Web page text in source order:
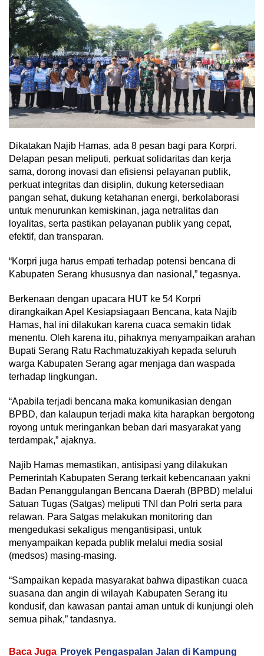
Dikatakan Najib Hamas, ada 8 pesan bagi para Korpri.
Delapan pesan meliputi, perkuat solidaritas dan kerja
sama, dorong inovasi dan efisiensi pelayanan publik,
perkuat integritas dan disiplin, dukung ketersediaan
pangan sehat, dukung ketahanan energi, berkolaborasi
untuk menurunkan kemiskinan, jaga netralitas dan
loyalitas, serta pastikan pelayanan publik yang cepat,
efektif, dan transparan.
“Korpri juga harus empati terhadap potensi bencana di
Kabupaten Serang khususnya dan nasional,” tegasnya.
Berkenaan dengan upacara HUT ke 54 Korpri
dirangkaikan Apel Kesiapsiagaan Bencana, kata Najib
Hamas, hal ini dilakukan karena cuaca semakin tidak
menentu. Oleh karena itu, pihaknya menyampaikan arahan
Bupati Serang Ratu Rachmatuzakiyah kepada seluruh
warga Kabupaten Serang agar menjaga dan waspada
terhadap lingkungan.
“Apabila terjadi bencana maka komunikasian dengan
BPBD, dan kalaupun terjadi maka kita harapkan bergotong
royong untuk meringankan beban dari masyarakat yang
terdampak,” ajaknya.
Najib Hamas memastikan, antisipasi yang dilakukan
Pemerintah Kabupaten Serang terkait kebencanaan yakni
Badan Penanggulangan Bencana Daerah (BPBD) melalui
Satuan Tugas (Satgas) meliputi TNI dan Polri serta para
relawan. Para Satgas melakukan monitoring dan
mengedukasi sekaligus mengantisipasi, untuk
menyampaikan kepada publik melalui media sosial
(medsos) masing-masing.
“Sampaikan kepada masyarakat bahwa dipastikan cuaca
suasana dan angin di wilayah Kabupaten Serang itu
kondusif, dan kawasan pantai aman untuk di kunjungi oleh
semua pihak,” tandasnya.
Baca Juga Proyek Pengaspalan Jalan di Kampung